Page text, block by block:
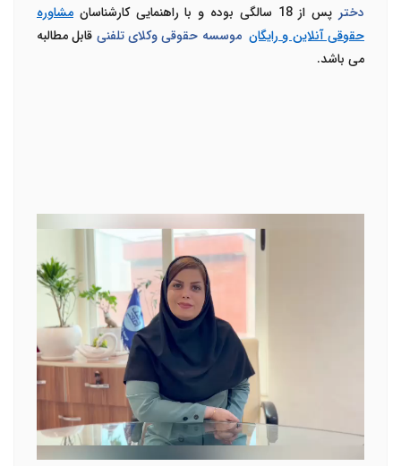
دختر پس از 18 سالگی بوده و با راهنمایی کارشناسان
مشاوره
حقوقی آنلاین و رایگان موسسه حقوقی وکلای تلفنی قابل مطالبه
می باشد.